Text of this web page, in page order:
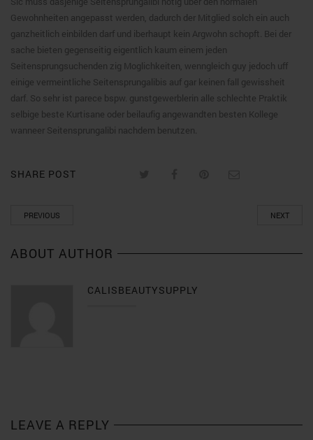
Gewohnheiten angepasst werden, dadurch der Mitglied solch ein auch
ganzheitlich einbilden darf und iberhaupt kein Argwohn schopft. Bei der
sache bieten gegenseitig eigentlich kaum einem jeden
Seitensprungsuchenden zig Moglichkeiten, wenngleich guy jedoch uff
einige vermeintliche Seitensprungalibis auf gar keinen fall gewissheit
darf. So sehr ist parece bspw. gunstgewerblerin alle schlechte Praktik
selbige beste Kurtisane oder beilaufig angewandten besten Kollege
wanneer Seitensprungalibi nachdem benutzen.
SHARE POST
PREVIOUS NEXT
ABOUT AUTHOR
CALISBEAUTYSUPPLY
LEAVE A REPLY